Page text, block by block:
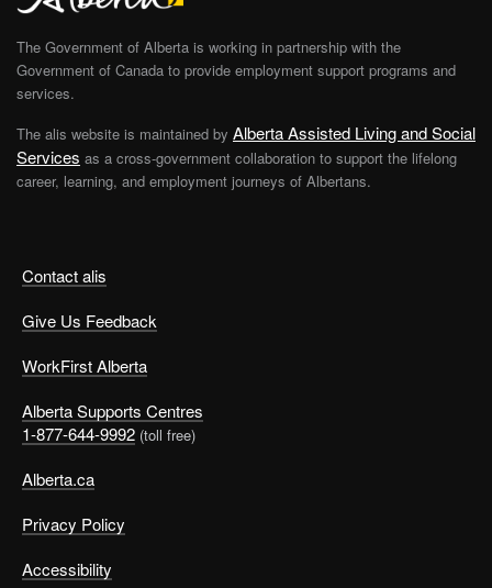
Contact alis
Give Us Feedback
WorkFirst Alberta
Alberta Supports Centres
1-877-644-9992 (toll free)
Alberta.ca
Privacy Policy
Accessibility
The Government of Alberta is working in partnership with the
Government of Canada to provide employment support programs and
services.
The alis website is maintained by Alberta Assisted Living and Social
Services as a cross-government collaboration to support the lifelong
career, learning, and employment journeys of Albertans.